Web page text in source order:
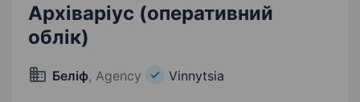
Архіваріус (оперативний
облік)
Беліф, Agency Vinnytsia